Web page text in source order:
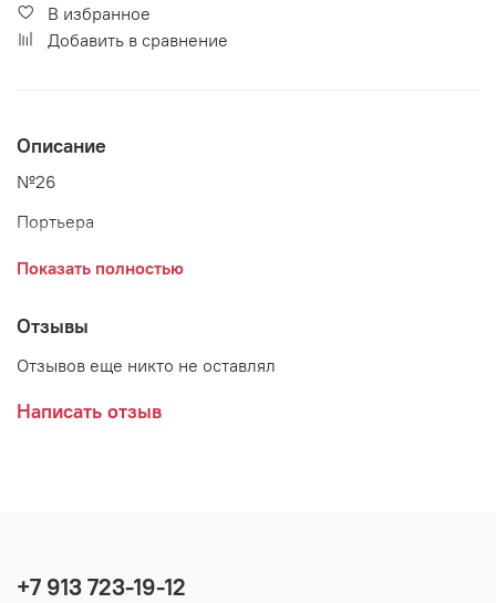
В избранное
Добавить в сравнение
Описание
№26
Портьера
Высота - 280 см
Отделка верха - гардинная лента
Показать полностью
Отзывы
Отзывов еще никто не оставлял
Написать отзыв
+7 913 723-19-12